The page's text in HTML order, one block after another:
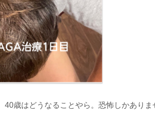
40歳はどうなることやら。恐怖しかありま